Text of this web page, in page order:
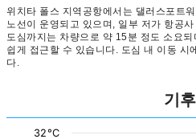
위치타 폴스 지역공항에서는 댈러스포트
노선이 운영되고 있으며, 일부 저가 항공
도심까지는 차량으로 약 15분 정도 소요
쉽게 접근할 수 있습니다. 도심 내 이동 시
다.
기후
32°C